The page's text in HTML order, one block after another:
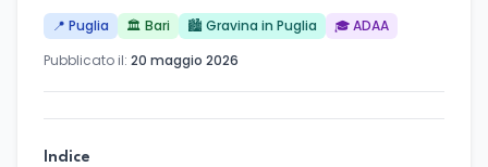
📍 Puglia 🏛️ Bari 🏙️ Gravina in Puglia
🎓 ADAA
Pubblicato il: 20 maggio 2026
Indice